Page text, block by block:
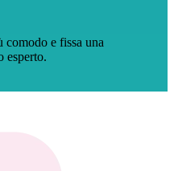
comodo e fissa una
esperto.